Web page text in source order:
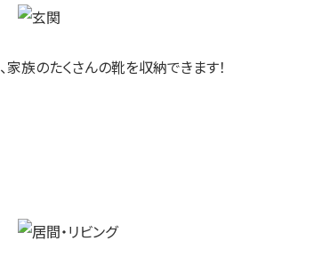
族のたくさんの靴を収納できます！